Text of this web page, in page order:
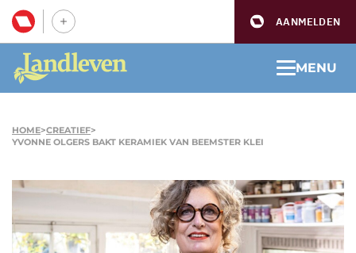
AANMELDEN
MENU
HOME>CREATIEF>
YVONNE OLGERS BAKT KERAMIEK VAN BEEMSTER KLEI